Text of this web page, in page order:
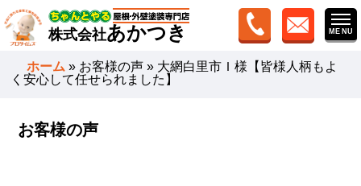
株式会社あかつき
ホーム » お客様の声 » 大網白里市Ｉ様【皆様人柄もよ
く安心して任せられました】
お客様の声